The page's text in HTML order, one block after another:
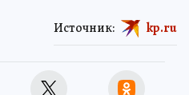
Источник: kp.ru